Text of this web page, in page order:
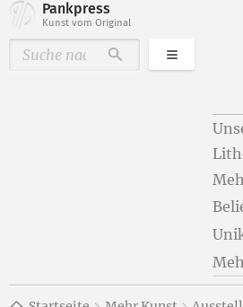
Pankpress
Kunst vom Original
DurchsuchenKategorien